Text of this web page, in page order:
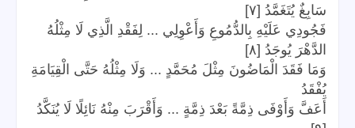
سَابِغٌ يُتَغَمَّدُ [٧]
فَجُودِي عَلَيْهِ بِالدُّمُوعِ وَأَعْوِلِي ... لِفَقْدِ الَّذِي لَا مِثْلُهُ
الدَّهْرَ يُوجَدُ [٨]
وَمَا فَقَدَ الْمَاضُونَ مِثْلَ مُحَمَّدٍ ... وَلَا مِثْلُهُ حَتَّى الْقِيَامَةِ
يُفْقَدُ
أَعَفَّ وَأَوْفَى ذِمَّةً بَعْدَ ذِمَّةٍ ... وَأَقْرَبَ مِنْهُ نَائِلًا لَا يُنَكَّدُ